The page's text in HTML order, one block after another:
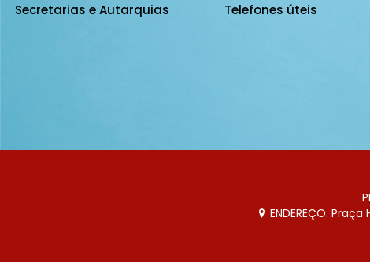
Secretarias e Autarquias
Telefones úteis
ENDEREÇO: